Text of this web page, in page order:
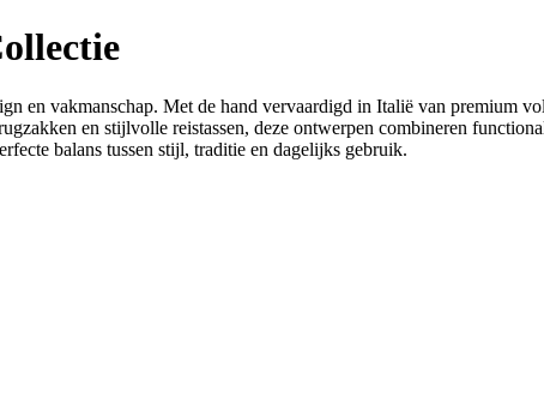
en vakmanschap. Met de hand vervaardigd in Italië van premium
en stijlvolle reistassen, deze ontwerpen combineren
balans tussen stijl, traditie en dagelijks gebruik.